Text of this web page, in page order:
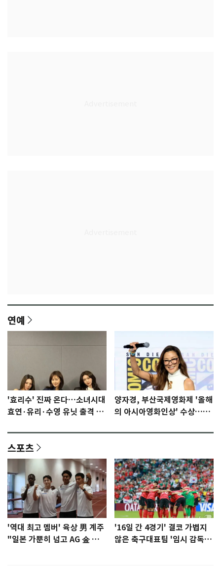
연예
'효리수' 진짜 온다…소녀시대
효연·유리·수영 유닛 출격 [N
양자경, 부산국제영화제 '올해
의 아시아영화인상' 수상…15
스포츠
'역대 최고 멤버' 육상 男 계주
"일본 가뿐히 넘고 AG 金 따겠
'16일 간 4경기' 결코 가볍지
않은 축구대표팀 '임시 감독'